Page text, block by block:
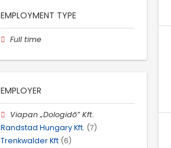
EMPLOYMENT TYPE
Full time
EMPLOYER
Viapan „Dologidő” Kft.
Randstad Hungary Kft. (7)
Trenkwalder Kft (6)